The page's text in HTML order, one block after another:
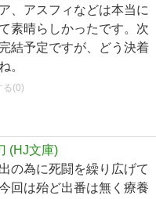
、アスフィなどは本当に
素晴らしかったです。次
結予定ですが、どう決着
。
る(0)
(HJ文庫)
の為に死闘を繰り広げて
回は殆ど出番は無く療養